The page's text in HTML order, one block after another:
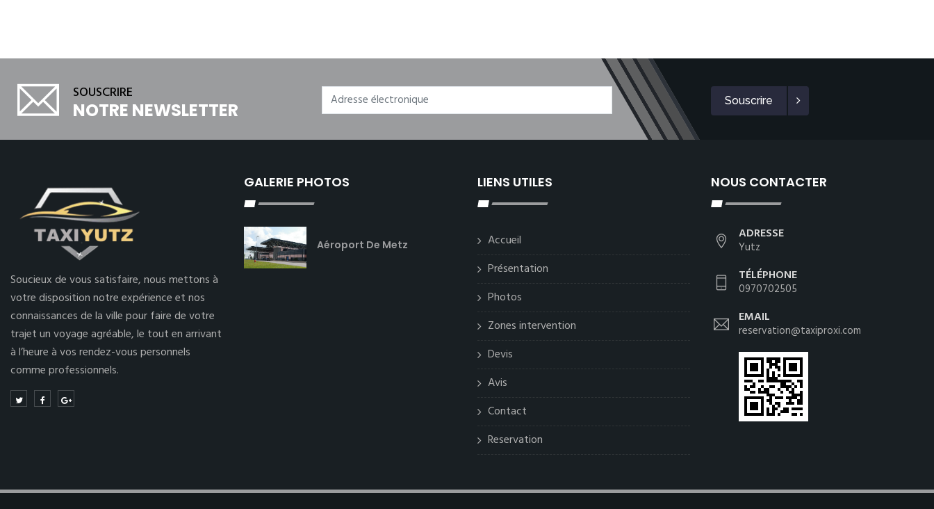
SOUSCRIRE
NOTRE NEWSLETTER Souscrire
Soucieux de vous satisfaire, nous mettons à
votre disposition notre expérience et nos
connaissances de la ville pour faire de votre
trajet un voyage agréable, le tout en arrivant
à l’heure à vos rendez-vous personnels
comme professionnels.
GALERIE PHOTOS
Aéroport De Metz
LIENS UTILES
Accueil
Présentation
Photos
Zones intervention
Devis
Avis
Contact
Reservation
NOUS CONTACTER
ADRESSE
Yutz
TÉLÉPHONE
0970702505
EMAIL
reservation@taxiproxi.com